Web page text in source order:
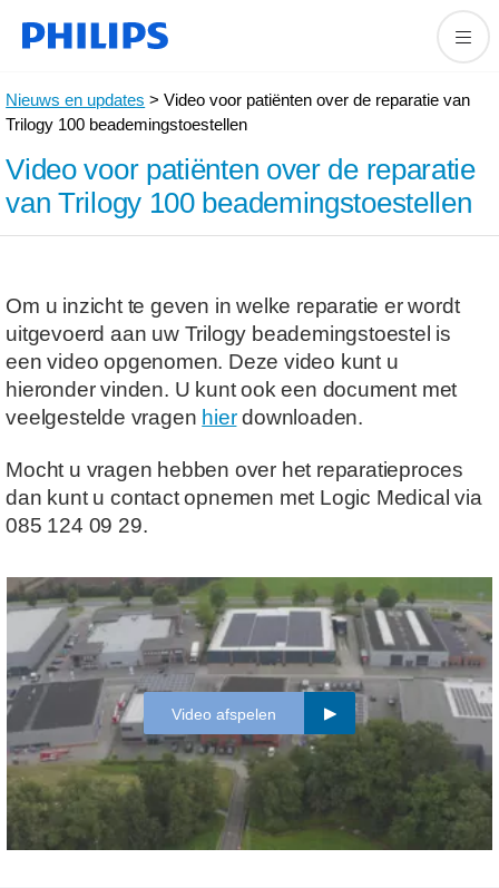
Nieuws en updates > Video voor patiënten over de reparatie van
Trilogy 100 beademingstoestellen
Video voor patiënten over de reparatie
van Trilogy 100 beademingstoestellen
Om u inzicht te geven in welke reparatie er wordt
uitgevoerd aan uw Trilogy beademingstoestel is
een video opgenomen. Deze video kunt u
hieronder vinden. U kunt ook een document met
veelgestelde vragen hierdownloaden.
Mocht u vragen hebben over het reparatieproces
dan kunt u contact opnemen met Logic Medical via
085 124 09 29.
Video afspelen